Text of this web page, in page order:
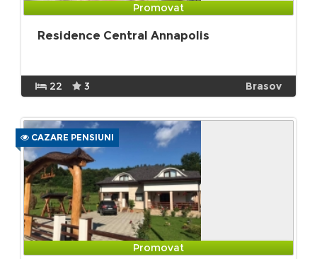
Promovat
Residence Central Annapolis
22 3 Brasov
CAZARE PENSIUNI
Promovat